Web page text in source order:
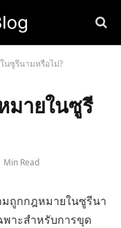
นซูรีนามหรือไม่?
มายในซูรี
Min Read
มถูกกฎหมายในซูรีนา
พาะสำหรับการขุด